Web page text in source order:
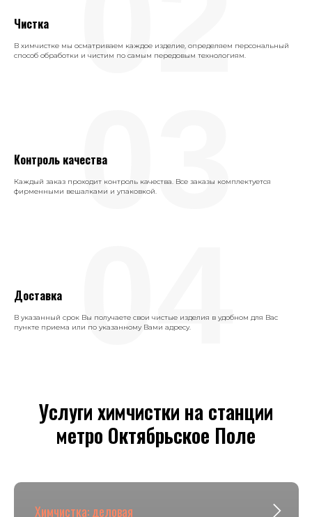
Чистка
В химчистке мы осматриваем каждое изделие, определяем персональный
способ обработки и чистим по самым передовым технологиям.
Контроль качества
Каждый заказ проходит контроль качества. Все заказы комплектуется
фирменными вешалками и упаковкой.
03
Доставка
В указанный срок Вы получаете свои чистые изделия в удобном для Вас
пункте приема или по указанному Вами адресу.
04
Услуги химчистки на станции
метро Октябрьское Поле
Химчистка: деловая